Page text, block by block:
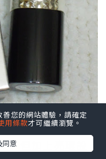
，但加上亮環設
您的網站體驗，請確定
用條款才可繼續瀏覽。
同意